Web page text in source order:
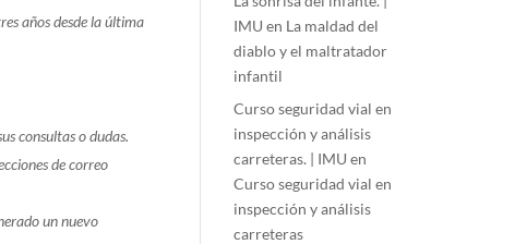
años desde la última
consultas o dudas.
de correo
un nuevo
IMU en La maldad del
diablo y el maltratador
infantil
Curso seguridad vial en
inspección y análisis
carreteras. | IMU en
Curso seguridad vial en
inspección y análisis
carreteras